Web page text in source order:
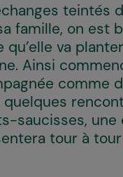
teintés
famille, on est
va
Ainsi
comme
quelques
saucisses,
tour à